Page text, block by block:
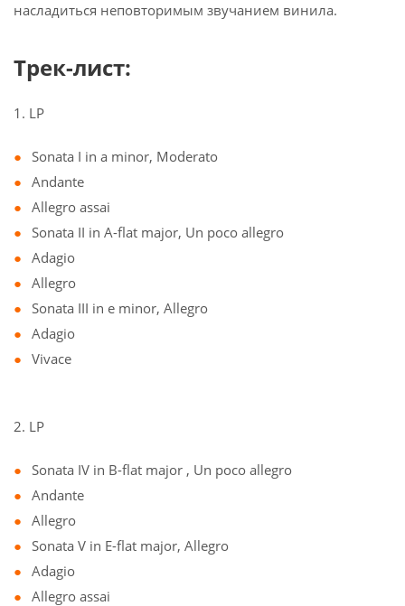
насладиться неповторимым звучанием винила.
Трек-лист:
1. LP
Sonata I in a minor, Moderato
Andante
Allegro assai
Sonata II in A-flat major, Un poco allegro
Adagio
Allegro
Sonata III in e minor, Allegro
Adagio
Vivace
2. LP
Sonata IV in B-flat major , Un poco allegro
Andante
Allegro
Sonata V in E-flat major, Allegro
Adagio
Allegro assai